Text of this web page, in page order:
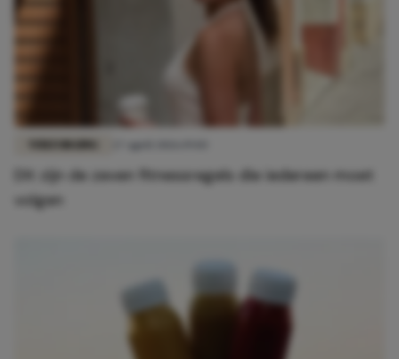
VERZORGING
Dít zijn de zeven fitnessregels die iedereen moet
volgen